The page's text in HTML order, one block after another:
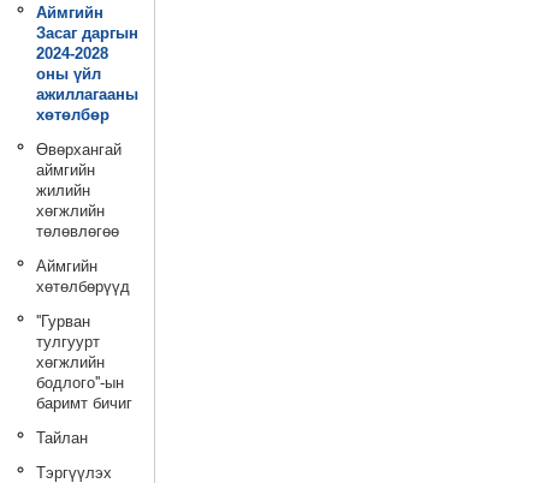
Аймгийн
Засаг даргын
2024-2028
оны үйл
ажиллагааны
хөтөлбөр
Өвөрхангай
аймгийн
жилийн
хөгжлийн
төлөвлөгөө
Аймгийн
хөтөлбөрүүд
''Гурван
тулгуурт
хөгжлийн
бодлого''-ын
баримт бичиг
Тайлан
Тэргүүлэх